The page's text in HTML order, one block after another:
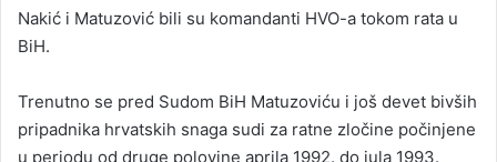
Nakić i Matuzović bili su komandanti HVO-a tokom rata u
BiH.
Trenutno se pred Sudom BiH Matuzoviću i još devet bivših
pripadnika hrvatskih snaga sudi za ratne zločine počinjene
u periodu od druge polovine aprila 1992. do jula 1993.